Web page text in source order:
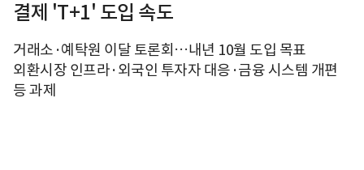
결제 'T+1' 도입 속도
거래소·예탁원 이달 토론회…내년 10월 도입 목표
외환시장 인프라·외국인 투자자 대응·금융 시스템 개편
등 과제